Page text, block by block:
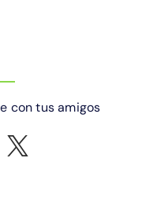
con tus amigos